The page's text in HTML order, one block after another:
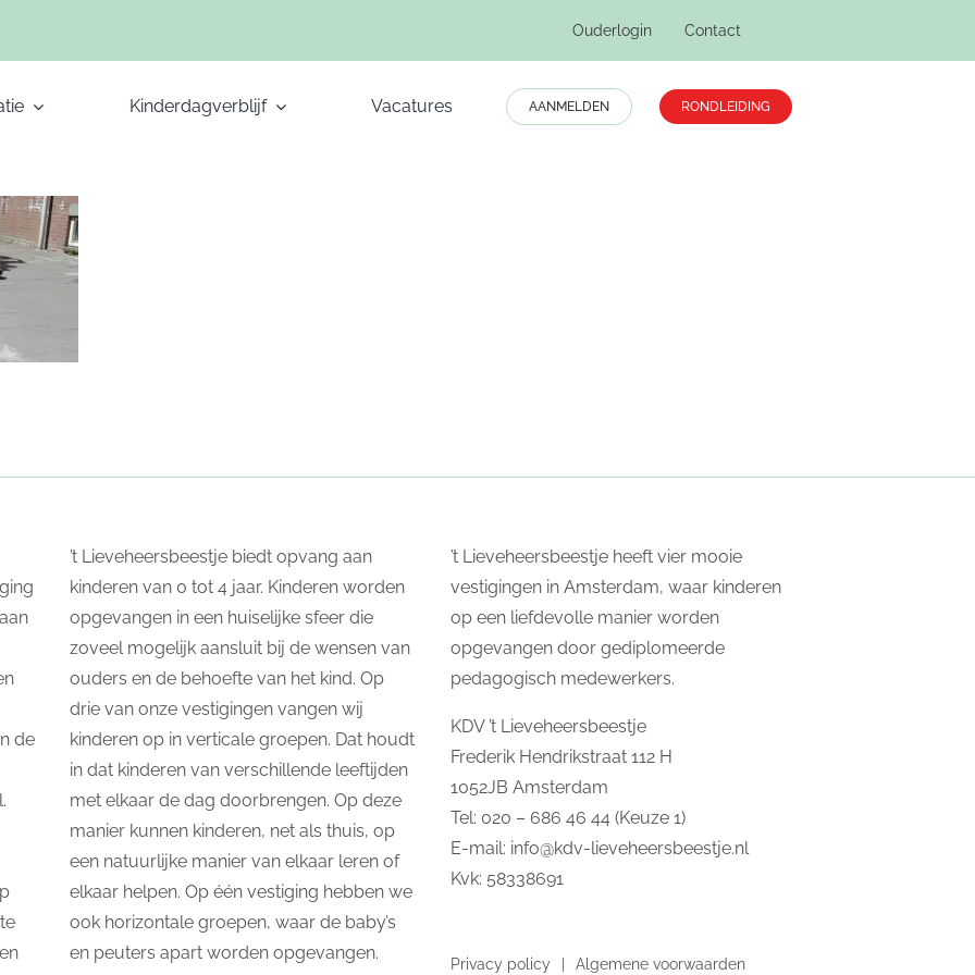
Ouderlogin Contact
Kinderdagverblijf Vacatures AANMELDEN RONDLEIDING
de
’t Lieveheersbeestje biedt opvang aan
kinderen van 0 tot 4 jaar. Kinderen worden
opgevangen in een huiselijke sfeer die
zoveel mogelijk aansluit bij de wensen van
ouders en de behoefte van het kind. Op
drie van onze vestigingen vangen wij
kinderen op in verticale groepen. Dat houdt
in dat kinderen van verschillende leeftijden
met elkaar de dag doorbrengen. Op deze
manier kunnen kinderen, net als thuis, op
een natuurlijke manier van elkaar leren of
elkaar helpen. Op één vestiging hebben we
ook horizontale groepen, waar de baby’s
en peuters apart worden opgevangen.
’t Lieveheersbeestje heeft vier mooie
vestigingen in Amsterdam, waar kinderen
op een liefdevolle manier worden
opgevangen door gediplomeerde
pedagogisch medewerkers.
KDV ’t Lieveheersbeestje
Frederik Hendrikstraat 112 H
1052JB Amsterdam
Tel: 020 – 686 46 44 (Keuze 1)
E-mail: info@kdv-lieveheersbeestje.nl
Kvk: 58338691
Privacy policy Algemene voorwaarden